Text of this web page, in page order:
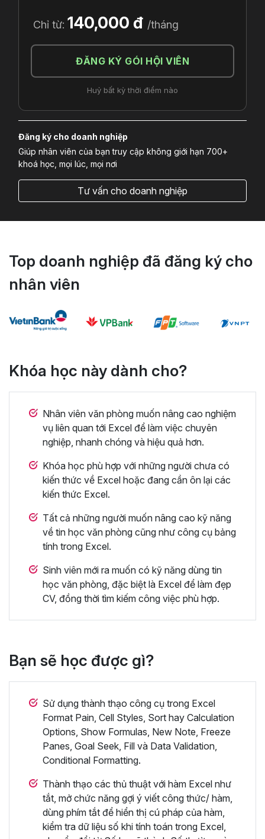
Chỉ từ: 140,000 đ /tháng
ĐĂNG KÝ GÓI HỘI VIÊN
Huỷ bất kỳ thời điểm nào
Đăng ký cho doanh nghiệp
Giúp nhân viên của bạn truy cập không giới hạn 700+
khoá học, mọi lúc, mọi nơi
Tư vấn cho doanh nghiệp
Top doanh nghiệp đã đăng ký cho
nhân viên
Khóa học này dành cho?
Nhân viên văn phòng muốn nâng cao nghiệm
vụ liên quan tới Excel để làm việc chuyên
nghiệp, nhanh chóng và hiệu quả hơn.
Khóa học phù hợp với những người chưa có
kiến thức về Excel hoặc đang cần ôn lại các
kiến thức Excel.
Tất cả những người muốn nâng cao kỹ năng
về tin học văn phòng cũng như công cụ bảng
tính trong Excel.
Sinh viên mới ra muốn có kỹ năng dùng tin
học văn phòng, đặc biệt là Excel để làm đẹp
CV, đồng thời tìm kiếm công việc phù hợp.
Bạn sẽ học được gì?
Sử dụng thành thạo công cụ trong Excel
Format Pain, Cell Styles, Sort hay Calculation
Options, Show Formulas, New Note, Freeze
Panes, Goal Seek, Fill và Data Validation,
Conditional Formatting.
Thành thạo các thủ thuật với hàm Excel như
tắt, mở chức năng gợi ý viết công thức/ hàm,
dùng phím tắt để hiển thị cú pháp của hàm,
kiểm tra dữ liệu số khi tính toán trong Excel,